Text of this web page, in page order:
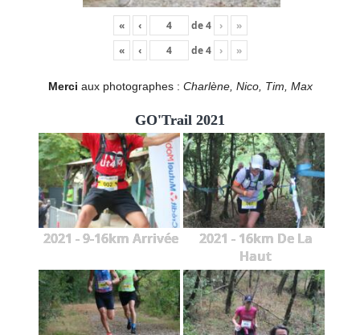
« ‹ de4 ›
»
«
‹ de4 › »
Merci aux photographes : Charlène, Nico, Tim, Max
GO'Trail 2021
2021 - 9-16km Arrivée
2021 - 16km De La
Haut